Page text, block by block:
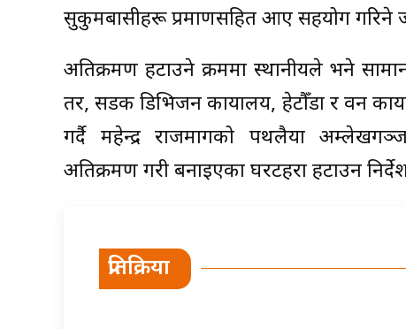
सुकुमबासीहरू प्रमाणसहित आए सहयोग गरिने
अतिक्रमण हटाउने क्रममा स्थानीयले भने
तर, सडक डिभिजन कार्यालय, हेटौँडा र वन
गर्दै महेन्द्र राजमार्गको पथलैया
अतिक्रमण गरी बनाइएका घरटहरा हटाउन
प्रतिक्रिया